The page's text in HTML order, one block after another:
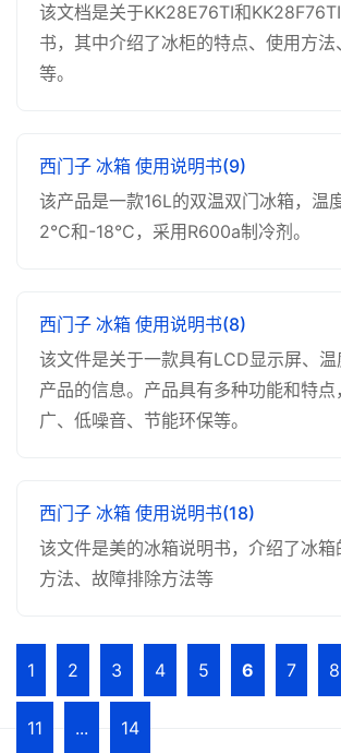
该文档是关于KK28E76TI和
书，其中介绍了冰柜的特点、使用方法
等。
西门子 冰箱 使用说明书(9)
该产品是一款16L的双温双门冰箱，温
2°C和-18°C，采用R600a制冷剂。
西门子 冰箱 使用说明书(8)
该文件是关于一款具有LCD显示屏、
产品的信息。产品具有多种功能和特点
广、低噪音、节能环保等。
西门子 冰箱 使用说明书(18)
该文件是美的冰箱说明书，介绍了冰箱
方法、故障排除方法等
1 2 3 4 5 6 7 8
11 ... 14